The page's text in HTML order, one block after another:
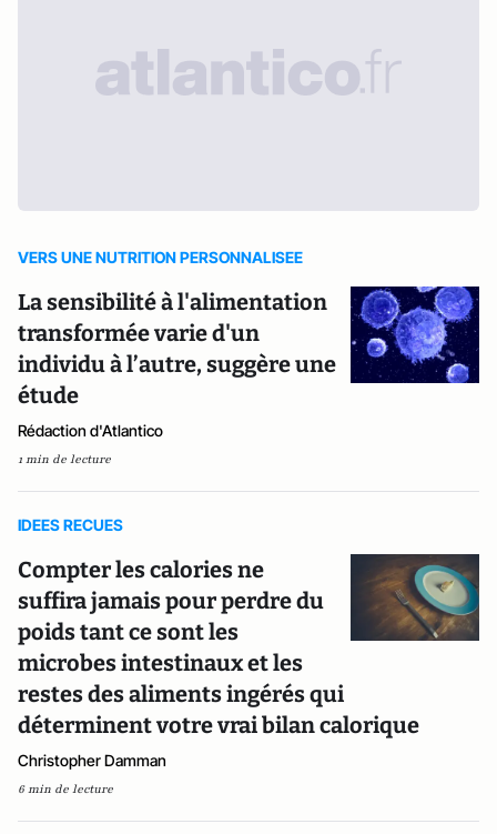
VERS UNE NUTRITION PERSONNALISEE
La sensibilité à l'alimentation
transformée varie d'un
individu à l’autre, suggère une
étude
Rédaction d'Atlantico
1 min de lecture
IDEES RECUES
Compter les calories ne
suffira jamais pour perdre du
poids tant ce sont les
microbes intestinaux et les
restes des aliments ingérés qui
déterminent votre vrai bilan calorique
Christopher Damman
6 min de lecture